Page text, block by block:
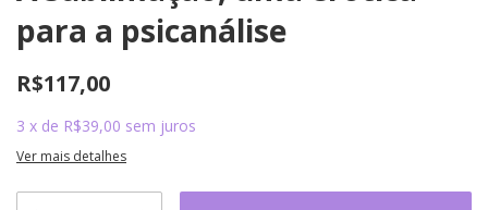
para a psicanálise
R$117,00
3 x de R$39,00 sem juros
Ver mais detalhes